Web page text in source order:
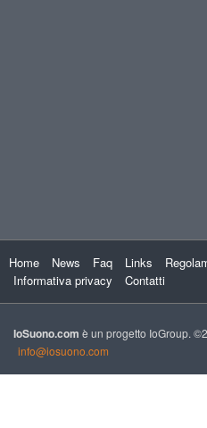
Home News Faq Links
Informativa privacy
Contatti
IoSuono.com è un progetto IoGroup.
info@iosuono.com